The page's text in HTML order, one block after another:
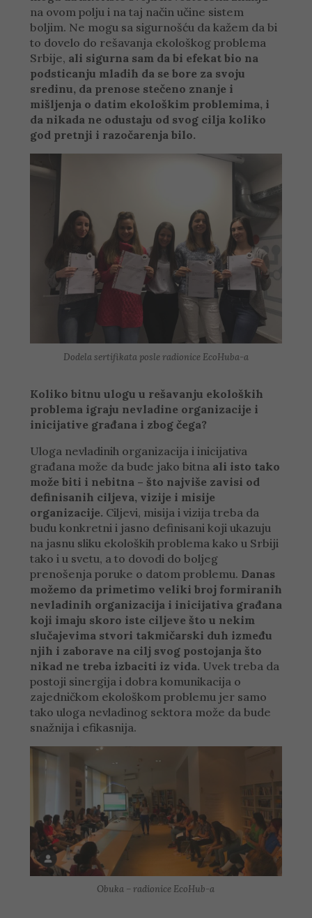
na ovom polju i na taj način učine sistem
boljim. Ne mogu sa sigurnošću da kažem da bi
to dovelo do rešavanja ekološkog problema
Srbije, ali sigurna sam da bi efekat bio na
podsticanju mladih da se bore za svoju
sredinu, da prenose stečeno znanje i
mišljenja o datim ekološkim problemima, i
da nikada ne odustaju od svog cilja koliko
god pretnji i razočarenja bilo.
Dodela sertifikata posle radionice EcoHuba-a
Koliko bitnu ulogu u rešavanju ekoloških
problema igraju nevladine organizacije i
inicijative građana i zbog čega?
Uloga nevladinih organizacija i inicijativa
građana može da bude jako bitna ali isto tako
može biti i nebitna – što najviše zavisi od
definisanih ciljeva, vizije i misije
organizacije. Ciljevi, misija i vizija treba da
budu konkretni i jasno definisani koji ukazuju
na jasnu sliku ekoloških problema kako u Srbiji
tako i u svetu, a to dovodi do boljeg
prenošenja poruke o datom problemu. Danas
možemo da primetimo veliki broj formiranih
nevladinih organizacija i inicijativa građana
koji imaju skoro iste ciljeve što u nekim
slučajevima stvori takmičarski duh između
njih i zaborave na cilj svog postojanja što
nikad ne treba izbaciti iz vida. Uvek treba da
postoji sinergija i dobra komunikacija o
zajedničkom ekološkom problemu jer samo
tako uloga nevladinog sektora može da bude
snažnija i efikasnija.
Obuka – radionice EcoHub-a